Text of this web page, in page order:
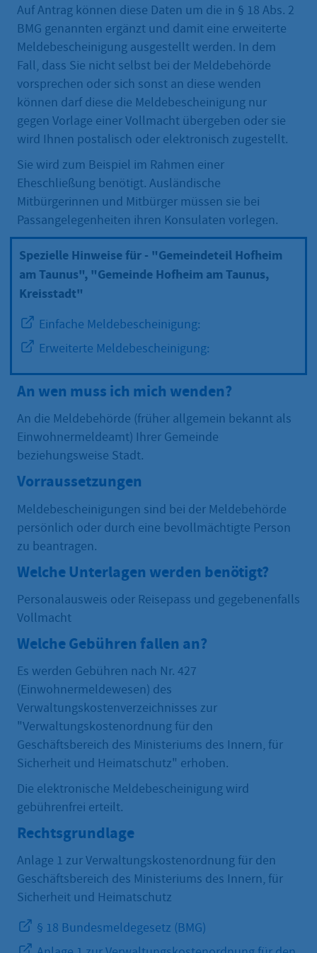
Auf Antrag können diese Daten um die in § 18 Abs. 2
BMG genannten ergänzt und damit eine erweiterte
Meldebescheinigung ausgestellt werden. In dem
Fall, dass Sie nicht selbst bei der Meldebehörde
vorsprechen oder sich sonst an diese wenden
können darf diese die Meldebescheinigung nur
gegen Vorlage einer Vollmacht übergeben oder sie
wird Ihnen postalisch oder elektronisch zugestellt.
Sie wird zum Beispiel im Rahmen einer
Eheschließung benötigt. Ausländische
Mitbürgerinnen und Mitbürger müssen sie bei
Passangelegenheiten ihren Konsulaten vorlegen.
Spezielle Hinweise für - "Gemeindeteil Hofheim
am Taunus", "Gemeinde Hofheim am Taunus,
Kreisstadt"
Einfache Meldebescheinigung:
Erweiterte Meldebescheinigung:
An wen muss ich mich wenden?
An die Meldebehörde (früher allgemein bekannt als
Einwohnermeldeamt) Ihrer Gemeinde
beziehungsweise Stadt.
Vorraussetzungen
Meldebescheinigungen sind bei der Meldebehörde
persönlich oder durch eine bevollmächtigte Person
zu beantragen.
Welche Unterlagen werden benötigt?
Personalausweis oder Reisepass und gegebenenfalls
Vollmacht
Welche Gebühren fallen an?
Es werden Gebühren nach Nr. 427
(Einwohnermeldewesen) des
Verwaltungskostenverzeichnisses zur
"Verwaltungskostenordnung für den
Geschäftsbereich des Ministeriums des Innern, für
Sicherheit und Heimatschutz" erhoben.
Die elektronische Meldebescheinigung wird
gebührenfrei erteilt.
Rechtsgrundlage
Anlage 1 zur Verwaltungskostenordnung für den
Geschäftsbereich des Ministeriums des Innern, für
Sicherheit und Heimatschutz
§ 18 Bundesmeldegesetz (BMG)